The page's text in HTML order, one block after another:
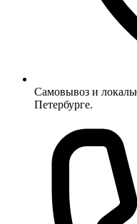
Самовывоз и
Петербурге.